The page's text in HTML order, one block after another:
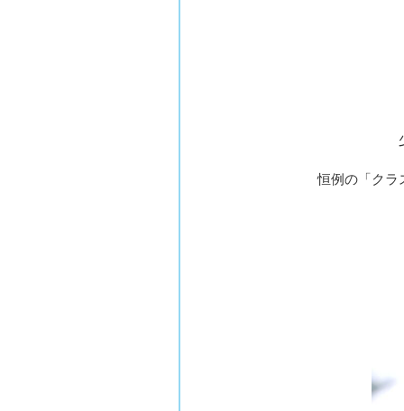
恒例の「クラ